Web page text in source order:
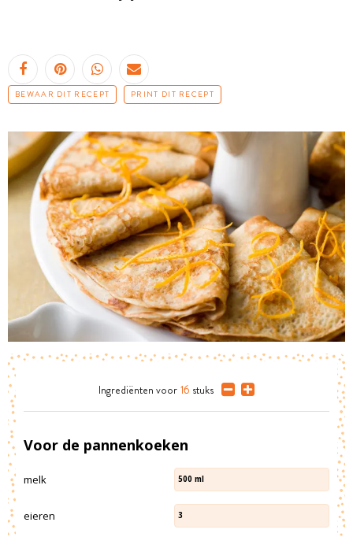
BEWAAR DIT RECEPT PRINT DIT RECEPT
Ingrediënten voor 16 stuks
Voor de pannenkoeken
melk 500 ml
eieren 3